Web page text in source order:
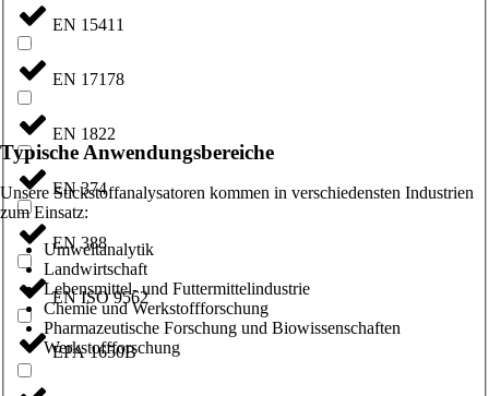
EN 15411
EN 17178
EN 1822
EN 374
EN 388
EN ISO 9562
EPA 1650B
Typische Anwendungsbereiche​
Unsere Stickstoffanalysatoren kommen in verschiedensten Industrien
zum Einsatz:
Umweltanalytik
Landwirtschaft
Lebensmittel- und Futtermittelindustrie
Chemie und Werkstoffforschung
Pharmazeutische Forschung und Biowissenschaften
Werkstoffforschung